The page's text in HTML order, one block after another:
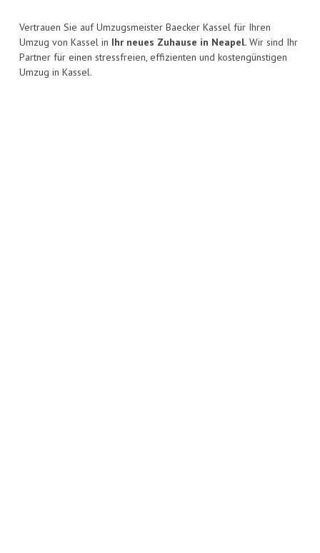
Vertrauen Sie auf Umzugsmeister Baecker Kassel für Ihren
Umzug von Kassel in Ihr neues Zuhause in Neapel. Wir sind Ihr
Partner für einen stressfreien, effizienten und kostengünstigen
Umzug in Kassel.